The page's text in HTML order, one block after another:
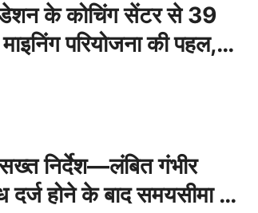
के कोचिंग सेंटर से 39
परियोजना की पहल,
निर्देश—लंबित गंभीर
होने के बाद समयसीमा का